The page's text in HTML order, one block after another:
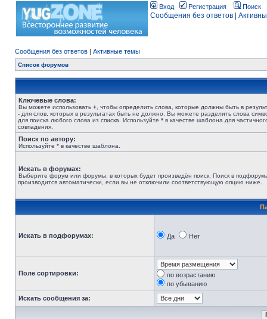
Вход Регистрация Поиск
Сообщения без ответов
Сообщения без ответов | Активные темы
Список форумов
Ключевые слова:
Вы можете использовать + , чтобы определить слова, которые должны быть в
- для слов, которых в результатах быть не должно. Вы можете разделить слова
для поиска любого слова из списка. Используйте * в качестве шаблона для
совпадения.
Поиск по автору:
Используйте * в качестве шаблона.
Искать в форумах:
Выберите форум или форумы, в которых будет произведён поиск. Поиск в
производится автоматически, если вы не отключили соответствующую опцию ниже.
Искать в подфорумах: Да Нет
Поле сортировки:
по возрастанию
по убыванию
Искать сообщения за: